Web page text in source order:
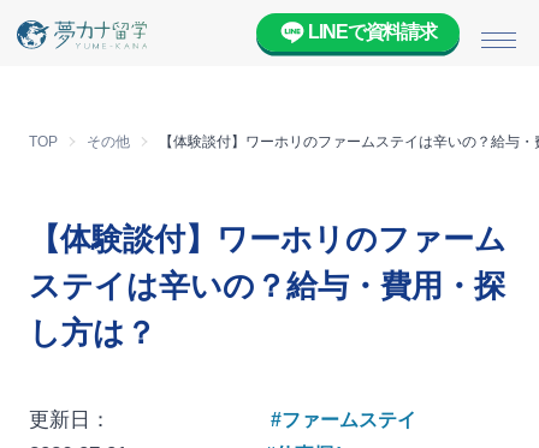
メ
LINEで資料請求
TOP その他 【体験談付】ワーホリのファームステイは辛いの？給与
【体験談付】ワーホリのファーム
ステイは辛いの？給与・費用・探
し方は？
更新日：
#ファームステイ